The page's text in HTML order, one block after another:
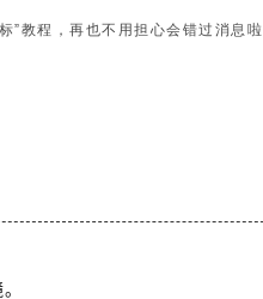
”教程，再也不用担心会错过消息啦